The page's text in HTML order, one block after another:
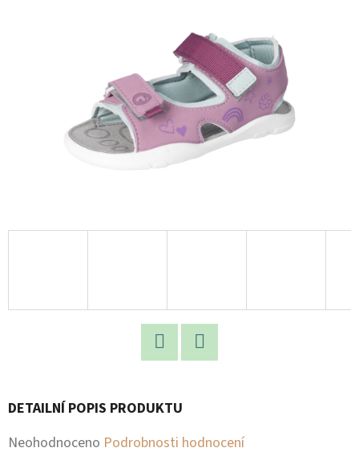
DETAILNÍ POPIS PRODUKTU
Průměrné
Neohodnoceno Podrobnosti hodnocení
HLEDAT
D
O
P